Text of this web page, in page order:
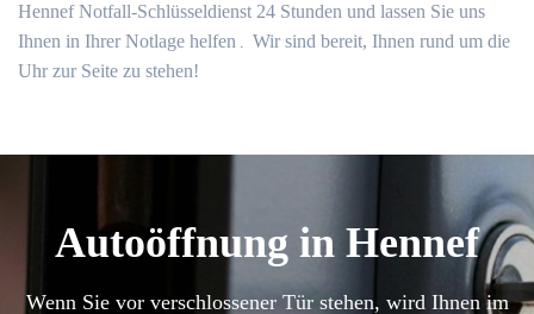
Hennef Notfall-Schlüsseldienst 24 Stunden und lassen Sie uns
Ihnen in Ihrer Notlage helfen․ Wir sind bereit, Ihnen rund um die
Uhr zur Seite zu stehen!​
Autoöffnung in Hennef
Wenn Sie vor verschlossener Tür stehen, wird Ihnen im